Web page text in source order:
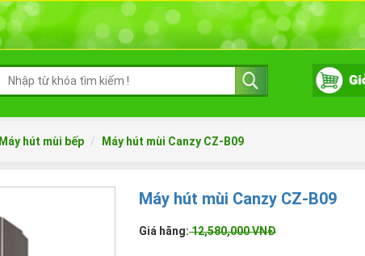
Máy hút mùi bếp Máy hút mùi Canzy CZ-B09
Máy hút mùi Canzy CZ-B09
Giá hãng:12,580,000 VNĐ